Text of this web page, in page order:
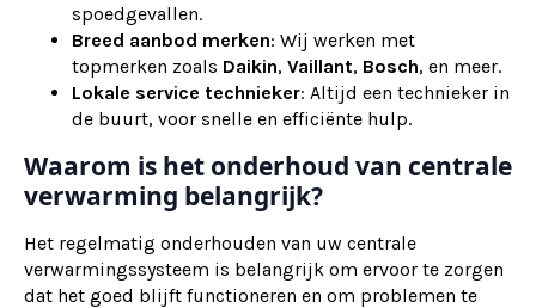
spoedgevallen.
Breed aanbod merken: Wij werken met
topmerken zoals Daikin, Vaillant, Bosch, en meer.
Lokale service technieker: Altijd een technieker in
de buurt, voor snelle en efficiënte hulp.
Waarom is het onderhoud van centrale
verwarming belangrijk?
Het regelmatig onderhouden van uw centrale
verwarmingssysteem is belangrijk om ervoor te zorgen
dat het goed blijft functioneren en om problemen te